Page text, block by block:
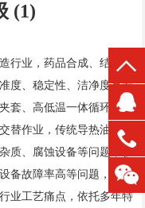
(1)
行业，药品合成、结晶、
度、稳定性、洁净度有着
套、高低温一体循环机等
替作业，传统导热油普遍
质、腐蚀设备等问题，极
备故障率高等问题，制约
业工艺痛点，依托多年特